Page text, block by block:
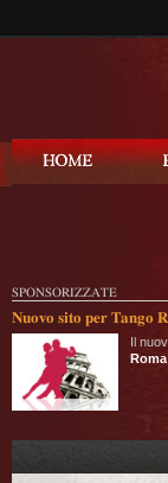
SPONSORIZZATE
Nuovo sito per Tango
Il
Roma